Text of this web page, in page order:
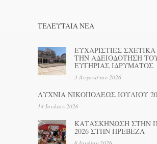
ΤΕΛΕΥΤΑΊΑ ΝΕΑ
ΕΥΧΑΡΙΣΤΙΕΣ
ΤΗΝ ΑΔΕΙΟΔΟΤΗΣΗ
ΕΥΓΗΡΙΑΣ ΙΔΡΥΜΑΤΟΣ
3 Αυγούστου 2026
ΛΥΧΝΙΑ ΝΙΚΟΠΟΛΕΩΣ ΙΟΥΛΙΟΥ
14 Ιουλίου 2026
ΚΑΤΑΣΚΗΝΩΣΗ ΣΤΗΝ
2026 ΣΤΗΝ ΠΡΕΒΕΖΑ
6 Ιουλίου 2026